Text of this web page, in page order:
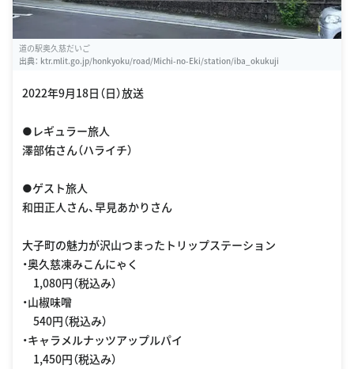
道の駅奥久慈だいご
出典： ktr.mlit.go.jp/honkyoku/road/Michi-no-Eki/station/iba_okukuji
2022年9月18日（日）放送
●レギュラー旅人
澤部佑さん（ハライチ）
●ゲスト旅人
和田正人さん、早見あかりさん
大子町の魅力が沢山つまったトリップステーション
・奥久慈凍みこんにゃく
1,080円（税込み）
・山椒味噌
540円（税込み）
・キャラメルナッツアップルパイ
1,450円（税込み）